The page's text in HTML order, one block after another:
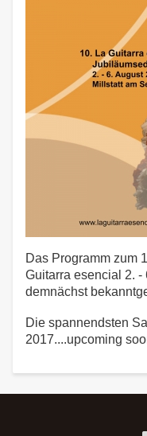
Das Programm zum
Guitarra esencial 2. -
demnächst
Die spannendsten
2017....upcoming